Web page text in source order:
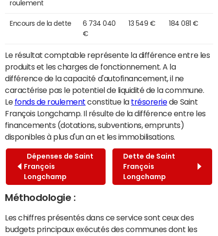
roulement
Encours de la dette
6 734 040
€
13 549 € 184 081 €
Le résultat comptable représente la différence entre les
produits et les charges de fonctionnement. A la
différence de la capacité d'autofinancement, il ne
caractérise pas le potentiel de liquidité de la commune.
Le fonds de roulement constitue la trésoreriede Saint
François Longchamp. Il résulte de la différence entre les
financements (dotations, subventions, emprunts)
disponibles à plus d'un an et les immobilisations.
Dépenses de Saint
François
Longchamp
Dette de Saint
François
Longchamp
Méthodologie :
Les chiffres présentés dans ce service sont ceux des
budgets principaux exécutés des communes dont les